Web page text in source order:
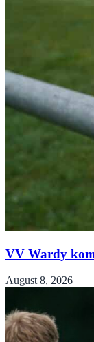
VV Wardy
August 8, 2026